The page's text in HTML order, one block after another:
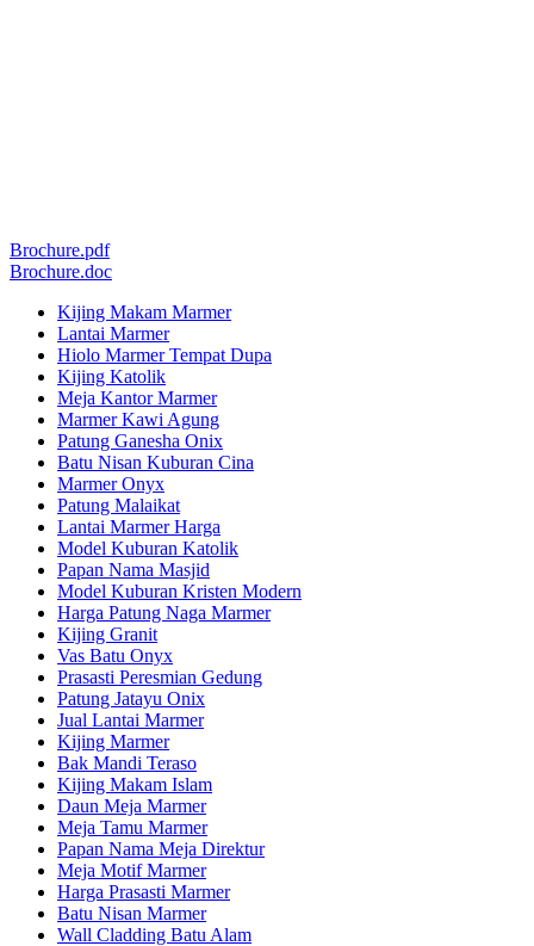
Brochure.pdf
Brochure.doc
Kijing Makam Marmer
Lantai Marmer
Hiolo Marmer Tempat Dupa
Kijing Katolik
Meja Kantor Marmer
Marmer Kawi Agung
Patung Ganesha Onix
Batu Nisan Kuburan Cina
Marmer Onyx
Patung Malaikat
Lantai Marmer Harga
Model Kuburan Katolik
Papan Nama Masjid
Model Kuburan Kristen Modern
Harga Patung Naga Marmer
Kijing Granit
Vas Batu Onyx
Prasasti Peresmian Gedung
Patung Jatayu Onix
Jual Lantai Marmer
Kijing Marmer
Bak Mandi Teraso
Kijing Makam Islam
Daun Meja Marmer
Meja Tamu Marmer
Papan Nama Meja Direktur
Meja Motif Marmer
Harga Prasasti Marmer
Batu Nisan Marmer
Wall Cladding Batu Alam